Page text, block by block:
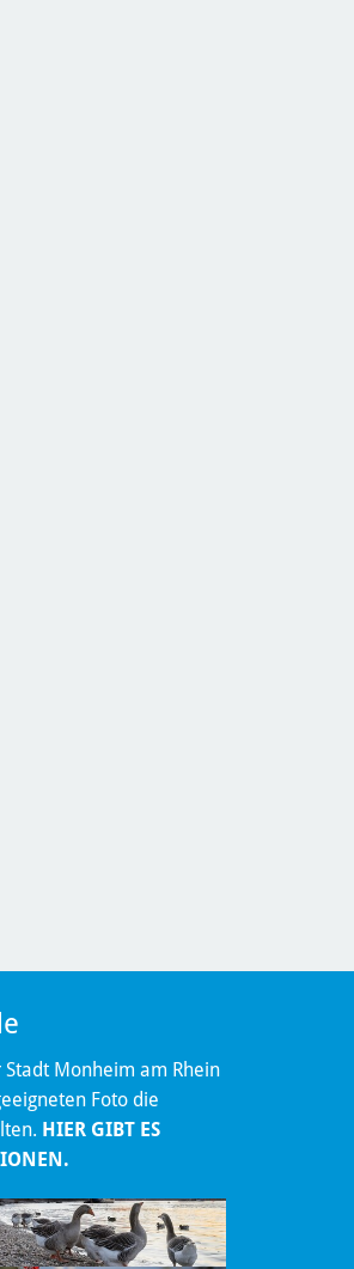
Monheim am Rhein
Foto die
HIER GIBT ES